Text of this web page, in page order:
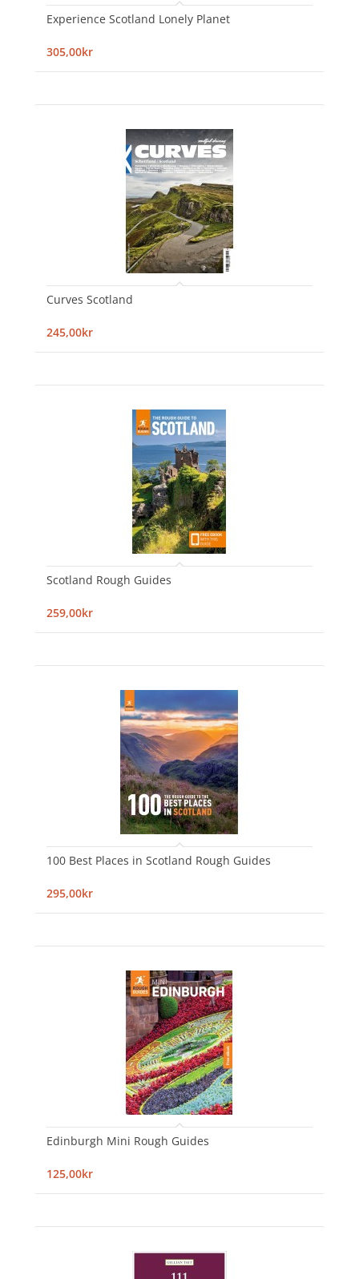
Experience Scotland Lonely Planet
305,00kr
Curves Scotland
245,00kr
Scotland Rough Guides
259,00kr
100 Best Places in Scotland Rough Guides
295,00kr
Edinburgh Mini Rough Guides
125,00kr